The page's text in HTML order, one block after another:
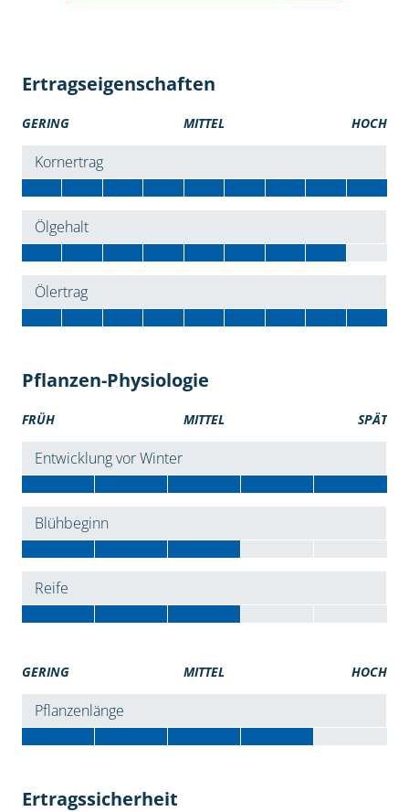
Ertragseigenschaften
GERING MITTEL HOCH
Kornertrag
Ölgehalt
Ölertrag
Pflanzen-Physiologie
FRÜH MITTEL SPÄT
Entwicklung vor Winter
Blühbeginn
Reife
GERING MITTEL HOCH
Pflanzenlänge
Ertragssicherheit